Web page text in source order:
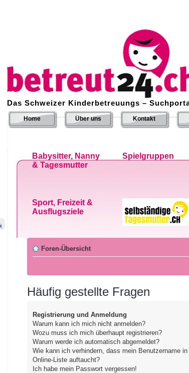
Das Schweizer Kinderbetreuungs –
Home Über uns Kontakt
Babysitter, Nanny
& Tagesmutter
Spielgruppen
Sport, Freizeit &
Ausflugsziele
Foren-Übersicht
Häufig gestellte Fragen
Registrierung und Anmeldung
Warum kann ich mich nicht anmelden?
Wozu muss ich mich überhaupt registrieren?
Warum werde ich automatisch abgemeldet?
Wie kann ich verhindern, dass mein Benutzername in
Online-Liste auftaucht?
Ich habe mein Passwort vergessen!